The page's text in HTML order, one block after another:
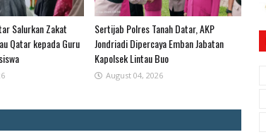
Salurkan Zakat
Qatar kepada Guru
Sertijab Polres Tanah Datar, AKP
Jondriadi Dipercaya Emban Jabatan
Kapolsek Lintau Buo
August 04, 2026